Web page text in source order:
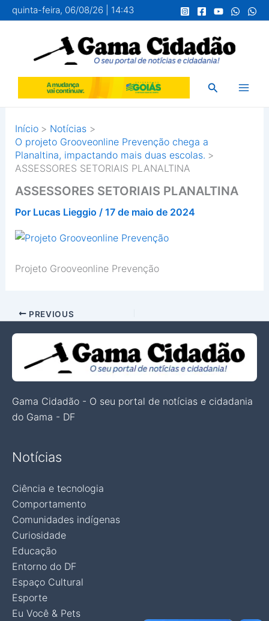
para
conteúdo
quinta-feira, 06/08/26 | 14:43
Pesquisar
Início
Notícias
O projeto Grooveonline Prevenção chega a
Planaltina, impactando mais duas escolas.
ASSESSORES SETORIAIS PLANALTINA
ASSESSORES SETORIAIS PLANALTINA
Por Lucas Lieggio / 17 de maio de 2024
Projeto Grooveonline Prevenção
PREVIOUS
Gama Cidadão - O seu portal de notícias e cidadania
do Gama - DF
Notícias
Ciência e tecnologia
Comportamento
Comunidades indígenas
Curiosidade
Educação
Entorno do DF
Espaço Cultural
Esporte
Eu Você & Pets